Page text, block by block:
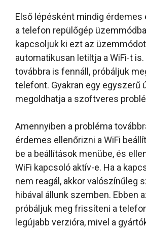
Első lépésként mindig érdemes
a telefon repülőgép
kapcsoljuk ki ezt az
automatikusan letiltja a WiFi-t is.
továbbra is fennáll, próbáljuk
telefont. Gyakran egy egyszerű
megoldhatja a szoftveres
Amennyiben a probléma
érdemes ellenőrizni a WiFi
be a beállítások menübe, és
WiFi kapcsoló aktív-e. Ha a
nem reagál, akkor valószínűleg
hibával állunk szemben. Ebben
próbáljuk meg frissíteni a
legújabb verzióra, mivel a